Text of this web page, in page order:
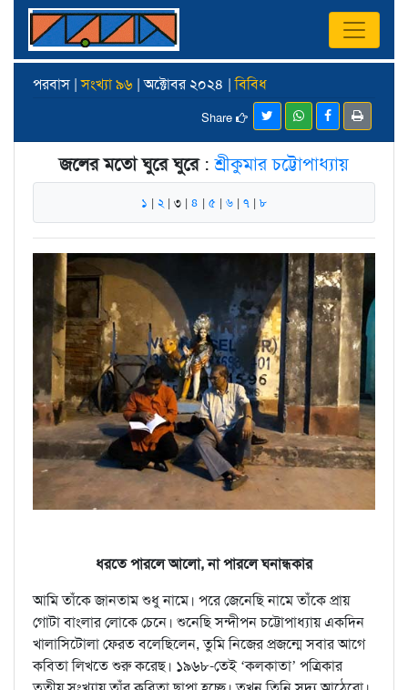
পরবাস |সংখ্যা ৯৬ | অক্টোবর ২০২৪ |বিবিধ
Share
জলের মতো ঘুরে ঘুরে:শ্রীকুমার চট্টোপাধ্যায়
১ | ২ | ৩ | ৪ | ৫ | ৬ | ৭ | ৮
ধরতে পারলে আলো, না পারলে ঘনান্ধকার
আমি তাঁকে জানতাম শুধু নামে। পরে জেনেছি নামে তাঁকে প্রায়
গোটা বাংলার লোকে চেনে। শুনেছি সন্দীপন চট্টোপাধ্যায় একদিন
খালাসিটোলা ফেরত বলেছিলেন, তুমি নিজের প্রজন্মে সবার আগে
কবিতা লিখতে শুরু করেছ। ১৯৬৮-তেই ‘কলকাতা’ পত্রিকার